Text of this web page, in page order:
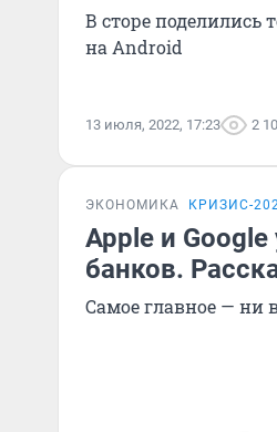
В сторе поделились
на Android
13 июля, 2022, 17:23 2
ЭКОНОМИКА КРИЗИС-
Apple и
банков.
Самое главное — ни